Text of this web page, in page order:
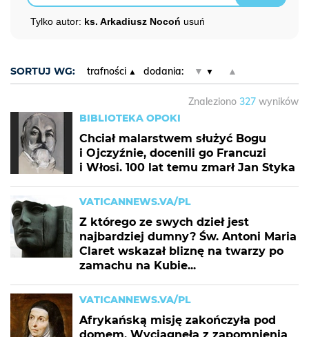
Tylko autor: ks. Arkadiusz Nocoń usuń
SORTUJ WG: trafności dodania: ▼ ▲
Znaleziono 327 wyników
BIBLIOTEKA OPOKI
Chciał malarstwem służyć Bogu
i Ojczyźnie, docenili go Francuzi
i Włosi. 100 lat temu zmarł Jan Styka
VATICANNEWS.VA/PL
Z którego ze swych dzieł jest
najbardziej dumny? Św. Antoni Maria
Claret wskazał bliznę na twarzy po
zamachu na Kubie...
VATICANNEWS.VA/PL
Afrykańską misję zakończyła pod